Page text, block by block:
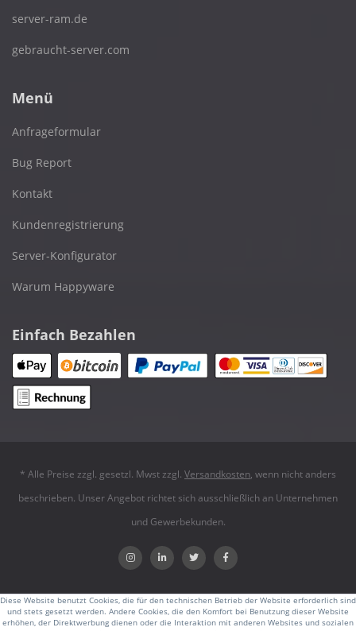
server-ram.de
gebraucht-server.com
Menü
Anfrageformular
Bug Report
Kontakt
Kundenregistrierung
Server-Konfigurator
Warum Happyware
Einfach Bezahlen
* Alle Preise zzgl. gesetzl. Mwst zzgl. Versandkosten, wenn nicht anders
beschrieben. Unser Angebot richtet sich ausschließlich an Unternehmen
und Gewerbekunden.
Diese Website benutzt Cookies, die für den technischen Betrieb der Website erforderlich sind
und stets gesetzt werden. Andere Cookies, die den Komfort bei Benutzung dieser Website
erhöhen, der Direktwerbung dienen oder die Interaktion mit anderen Websites und sozialen